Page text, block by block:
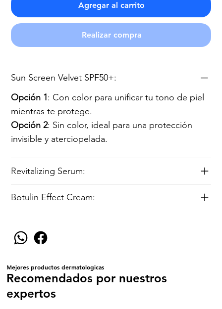
Agregar al carrito
Realizar compra
Sun Screen Velvet SPF50+:
Opción 1: Con color para unificar tu tono de piel
mientras te protege.
Opción 2: Sin color, ideal para una protección
invisible y aterciopelada.
Revitalizing Serum:
Botulin Effect Cream:
Mejores productos dermatologicas
Recomendados por nuestros
expertos